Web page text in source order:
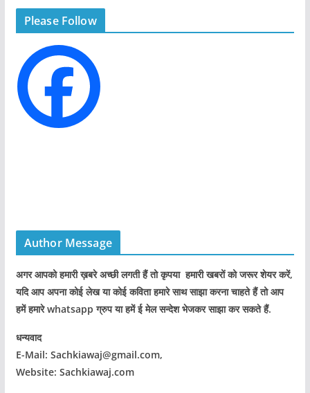
r
e
s
Please Follow
Author Message
अगर आपको हमारी ख़बरे अच्छी लगती हैं तो कृपया हमारी खबरों को जरूर शेयर करें,
यदि आप अपना कोई लेख या कोई कविता हमारे साथ साझा करना चाहते हैं तो आप
हमें हमारे whatsapp ग्रुप या हमें ई मेल सन्देश भेजकर साझा कर सकते हैं.
धन्यवाद
E-Mail: Sachkiawaj@gmail.com,
Website: Sachkiawaj.com